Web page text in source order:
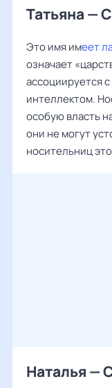
Татьяна —
Это имя имеет
означает
ассоциируется
интеллектом.
особую власть
они не могут
носительниц
Наталья —